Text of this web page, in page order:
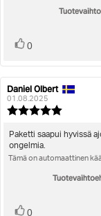
Äänestä
0
Arvostelun
kirjoittaja:
Daniel Olbert
01.08.2025
5.0
tähdestä
Arvostelun
teksti:
Paketti saapui hyvissä
ongelmia.
Tämä on automaattinen
Äänestä